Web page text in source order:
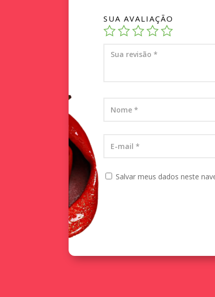
SUA AVALIAÇÃO
Salvar meus dados neste